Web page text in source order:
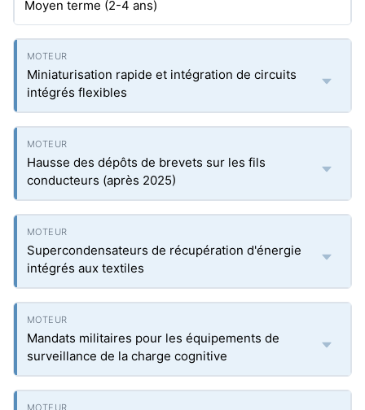
Moyen terme (2-4 ans)
Miniaturisation rapide et intégration de circuits
intégrés flexibles
Hausse des dépôts de brevets sur les fils
conducteurs (après 2025)
Supercondensateurs de récupération d'énergie
intégrés aux textiles
Mandats militaires pour les équipements de
surveillance de la charge cognitive